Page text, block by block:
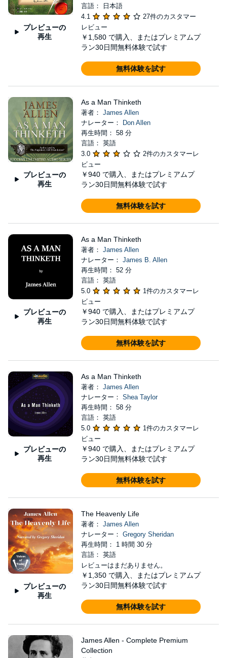
プレビューの
再生
言語： 日本語
4.1
27件のカスタマー
レビュー
￥1,580 で購入、またはプレミアムプ
ラン30日間無料体験で試す
無料体験を試す
プレビューの
再生
As a Man Thinketh
著者： James Allen
ナレーター：
Don Allen
再生時間： 58 分
言語： 英語
3.0
2件のカスタマーレ
ビュー
￥940 で購入、またはプレミアムプ
ラン30日間無料体験で試す
無料体験を試す
プレビューの
再生
As a Man Thinketh
著者： James Allen
ナレーター： James B. Allen
再生時間： 52 分
言語： 英語
5.0
1件のカスタマーレ
ビュー
￥940 で購入、またはプレミアムプ
ラン30日間無料体験で試す
無料体験を試す
プレビューの
再生
As a Man Thinketh
著者： James Allen
ナレーター： Shea Taylor
再生時間： 58 分
言語： 英語
5.0
1件のカスタマーレ
ビュー
￥940 で購入、またはプレミアムプ
ラン30日間無料体験で試す
無料体験を試す
プレビューの
再生
The Heavenly Life
著者： James Allen
ナレーター： Gregory Sheridan
再生時間： 1 時間 30 分
言語： 英語
レビューはまだありません。
￥1,350 で購入、またはプレミアムプ
ラン30日間無料体験で試す
無料体験を試す
James Allen - Complete Premium
Collection